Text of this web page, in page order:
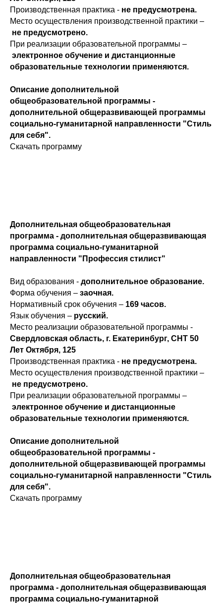
Производственная практика - не предусмотрена.
Место осуществления производственной практики –
не предусмотрено.
При реализации образовательной программы –
электронное обучение и дистанционные
образовательные технологии применяются.
Описание дополнительной
общеобразовательной программы -
дополнительной общеразвивающей программы
социально-гуманитарной направленности "Стиль
для себя".
Скачать программу
Дополнительная общеобразовательная
программа - дополнительная общеразвивающая
программа социально-гуманитарной
направленности "Профессия стилист"
Вид образования - дополнительное образование.
Форма обучения – заочная.
Нормативный срок обучения – 169 часов.
Язык обучения – русский.
Место реализации образовательной программы -
Свердловская область, г. Екатеринбург, СНТ 50
Лет Октября, 125
Производственная практика - не предусмотрена.
Место осуществления производственной практики –
не предусмотрено.
При реализации образовательной программы –
электронное обучение и дистанционные
образовательные технологии применяются.
Описание дополнительной
общеобразовательной программы -
дополнительной общеразвивающей программы
социально-гуманитарной направленности "Стиль
для себя".
Скачать программу
Дополнительная общеобразовательная
программа - дополнительная общеразвивающая
программа социально-гуманитарной